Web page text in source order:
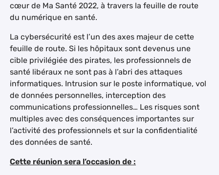
cœur de Ma Santé 2022, à travers la feuille de route
du numérique en santé.
La cybersécurité est l’un des axes majeur de cette
feuille de route. Si les hôpitaux sont devenus une
cible privilégiée des pirates, les professionnels de
santé libéraux ne sont pas à l’abri des attaques
informatiques. Intrusion sur le poste informatique, vol
de données personnelles, interception des
communications professionnelles… Les risques sont
multiples avec des conséquences importantes sur
l’activité des professionnels et sur la confidentialité
des données de santé.
Cette réunion sera l’occasion de :